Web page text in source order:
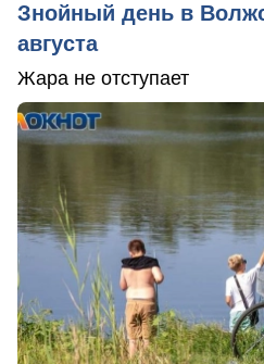
Знойный день в
августа
Жара не отступает